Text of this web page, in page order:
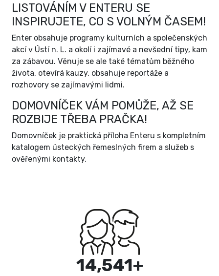
LISTOVÁNÍM V ENTERU SE
INSPIRUJETE, CO S VOLNÝM ČASEM!
Enter obsahuje programy kulturních a společenských
akcí v Ústí n. L. a okolí i zajímavé a nevšední tipy, kam
za zábavou. Věnuje se ale také tématům běžného
života, otevírá kauzy, obsahuje reportáže a
rozhovory se zajímavými lidmi.
DOMOVNÍČEK VÁM POMŮŽE, AŽ SE
ROZBIJE TŘEBA PRAČKA!
Domovníček je praktická příloha Enteru s kompletním
katalogem ústeckých řemeslných firem a služeb s
ověřenými kontakty.
15,000+